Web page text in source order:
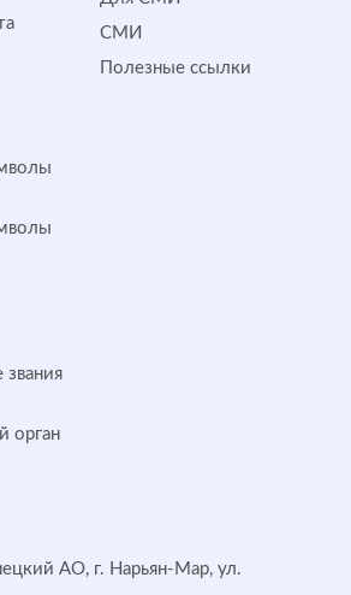
СМИ
Полезные ссылки
звания
орган
АО, г. Нарьян-Мар, ул.